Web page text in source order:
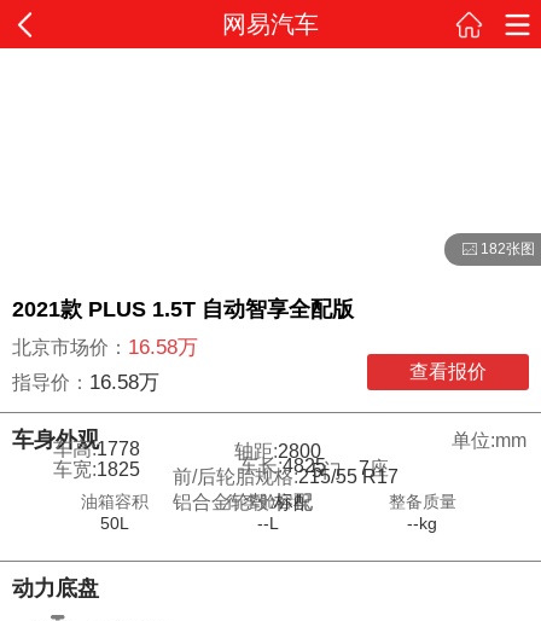
网易汽车
182张图
2021款 PLUS 1.5T 自动智享全配版
北京市场价： 16.58万
指导价： 16.58万 查看报价
车身外观
单位:mm
车长:4825
车宽:1825 7座
5门
车高:1778 轴距:2800
前/后轮胎规格:215/55 R17
铝合金轮毂:标配
油箱容积
50L
行李舱容积
--L
整备质量
--kg
动力底盘